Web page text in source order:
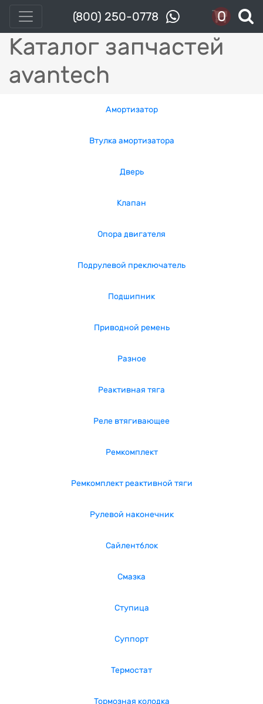
(800) 250-0778 0
Каталог запчастей
avantech
Амортизатор
Втулка амортизатора
Дверь
Клапан
Опора двигателя
Подрулевой преключатель
Подшипник
Приводной ремень
Разное
Реактивная тяга
Реле втягивающее
Ремкомплект
Ремкомплект реактивной тяги
Рулевой наконечник
Сайлентблок
Смазка
Ступица
Суппорт
Термостат
Тормозная колодка